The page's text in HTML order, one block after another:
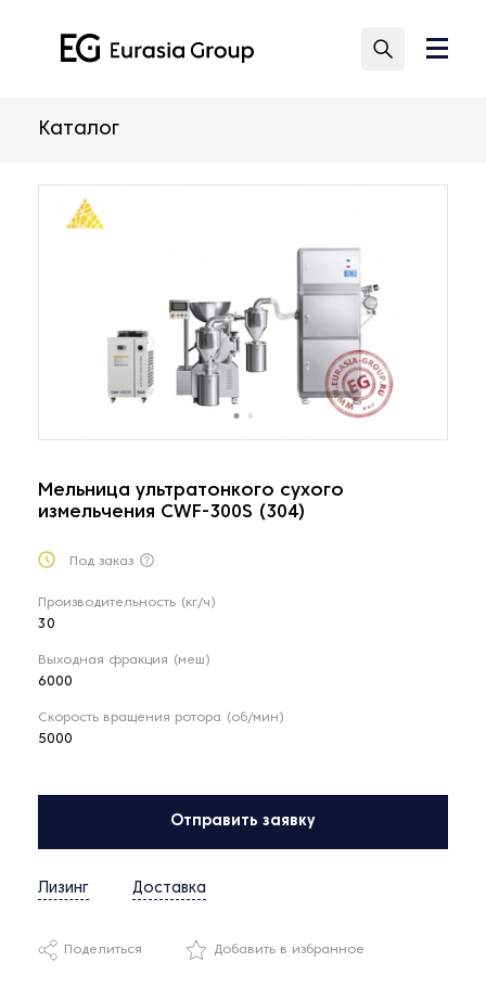
Каталог
Мельница ультратонкого сухого
измельчения CWF-300S (304)
Под заказ
Производительность (кг/ч)
30
Выходная фракция (меш)
6000
Скорость вращения ротора (об/мин)
5000
Отправить заявку
Лизинг Доставка
Поделиться Добавить в избранное